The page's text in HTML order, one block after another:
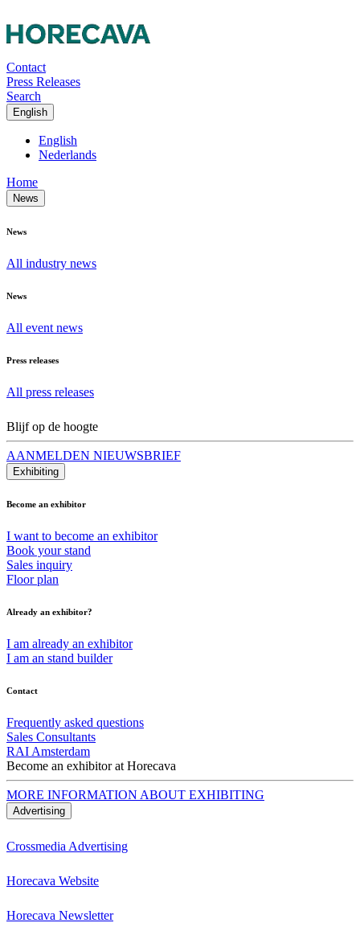
Contact
Press Releases
Search
English
English
Nederlands
Home
News
News
All industry news
News
All event news
Press releases
All press releases
Blijf op de hoogte
AANMELDEN NIEUWSBRIEF
Exhibiting
Become an exhibitor
I want to become an exhibitor
Book your stand
Sales inquiry
Floor plan
Already an exhibitor?
I am already an exhibitor
I am an stand builder
Contact
Frequently asked questions
Sales Consultants
RAI Amsterdam
Become an exhibitor at Horecava
MORE INFORMATION ABOUT EXHIBITING
Advertising
Crossmedia Advertising
Horecava Website
Horecava Newsletter